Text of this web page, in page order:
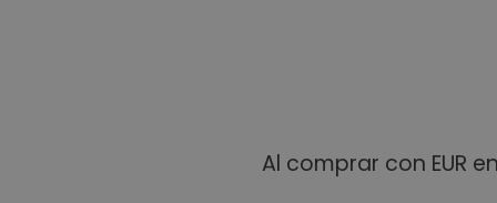
Al comprar con EUR